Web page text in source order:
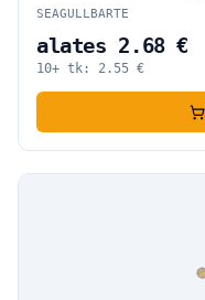
SEAGULLBARTE
alates 2.68 €
10+ tk: 2.55 €